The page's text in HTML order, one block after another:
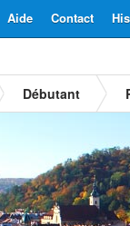
Contact
Aide
Débutant